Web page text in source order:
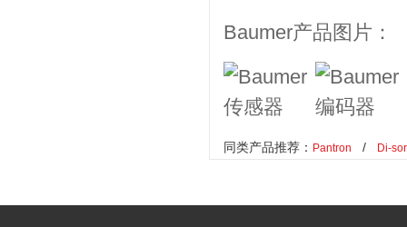
Baumer产品图片：
同类产品推荐： Pantron / Di-